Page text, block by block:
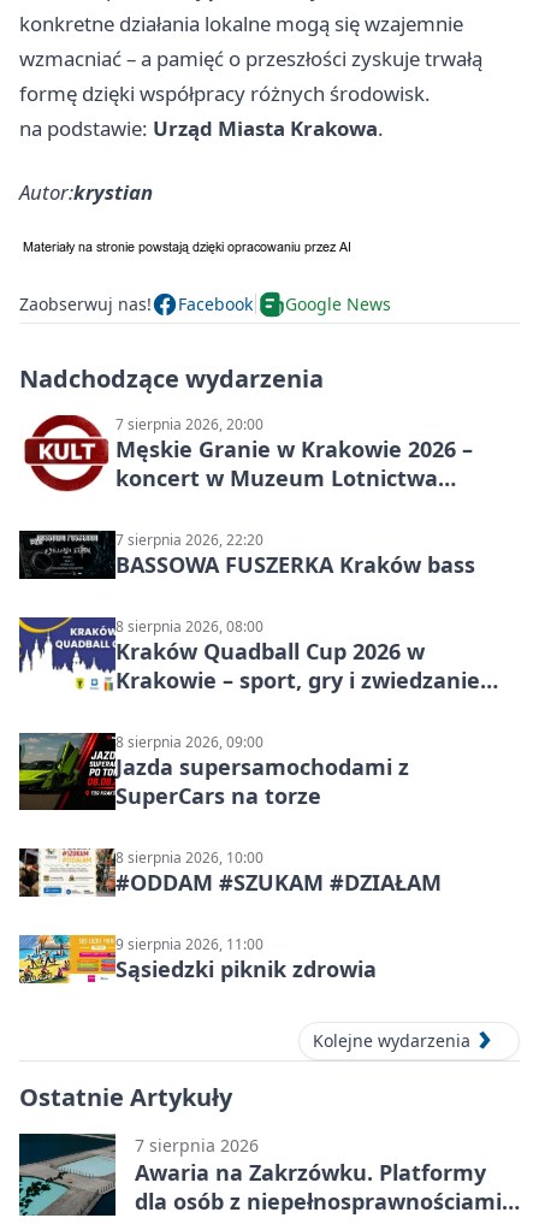
konkretne działania lokalne mogą się wzajemnie
wzmacniać – a pamięć o przeszłości zyskuje trwałą
formę dzięki współpracy różnych środowisk.
na podstawie: Urząd Miasta Krakowa.
Autor:krystian
Zaobserwuj nas! Facebook Google News
Nadchodzące wydarzenia
7 sierpnia 2026, 20:00
Męskie Granie w Krakowie 2026 –
koncert w Muzeum Lotnictwa
7 sierpnia 2026, 22:20
BASSOWA FUSZERKA Kraków bass
8 sierpnia 2026, 08:00
Kraków Quadball Cup 2026 w
Krakowie – sport, gry i zwiedzanie
8 sierpnia 2026, 09:00
Jazda supersamochodami z
SuperCars na torze
8 sierpnia 2026, 10:00
#ODDAM #SZUKAM #DZIAŁAM
9 sierpnia 2026, 11:00
Sąsiedzki piknik zdrowia
Kolejne wydarzenia
Ostatnie Artykuły
7 sierpnia 2026
Awaria na Zakrzówku. Platformy
dla osób z niepełnosprawnościami